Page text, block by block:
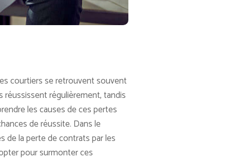
courtiers se retrouvent souvent
régulièrement, tandis
les causes de ces pertes
de réussite. Dans le
de la perte de contrats par les
pour surmonter ces